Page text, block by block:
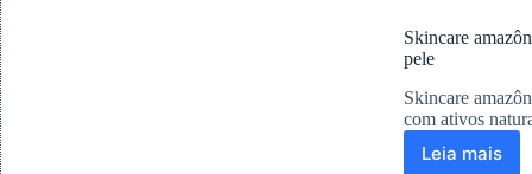
Skincare
pele
Skincare
com ativos
Leia mais
Skincare